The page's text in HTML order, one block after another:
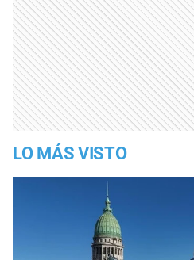
LO MÁS VISTO